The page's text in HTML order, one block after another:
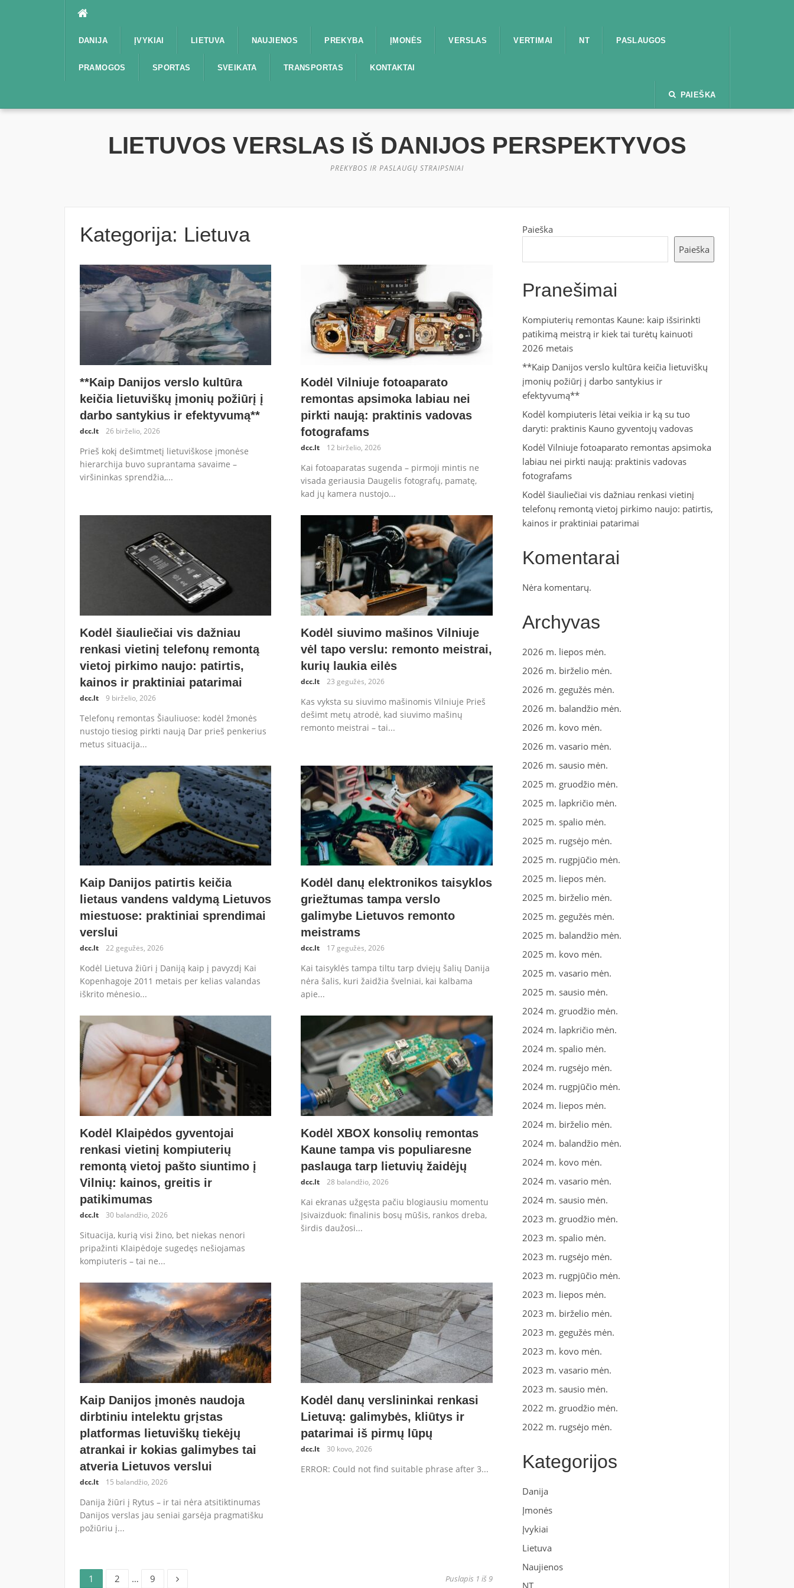
DANIJA ĮVYKIAI LIETUVA NAUJIENOS PREKYBA ĮMONĖS VERSLAS VERTIMAI NT PASLAUGOS
PRAMOGOS SPORTAS SVEIKATA TRANSPORTAS KONTAKTAI
PAIEŠKA
LIETUVOS VERSLAS IŠ DANIJOS PERSPEKTYVOS
PREKYBOS IR PASLAUGŲ STRAIPSNIAI
Kategorija: Lietuva
**Kaip Danijos verslo kultūra
keičia lietuviškų įmonių požiūrį į
darbo santykius ir efektyvumą**
dcc.lt 26 birželio, 2026
Prieš kokį dešimtmetį lietuviškose įmonėse
hierarchija buvo suprantama savaime –
viršininkas sprendžia,...
Kodėl Vilniuje fotoaparato
remontas apsimoka labiau nei
pirkti naują: praktinis vadovas
fotografams
dcc.lt 12 birželio, 2026
Kai fotoaparatas sugenda – pirmoji mintis ne
visada geriausia Daugelis fotografų, pamatę,
kad jų kamera nustojo...
Kodėl šiauliečiai vis dažniau
renkasi vietinį telefonų remontą
vietoj pirkimo naujo: patirtis,
kainos ir praktiniai patarimai
dcc.lt 9 birželio, 2026
Telefonų remontas Šiauliuose: kodėl žmonės
nustojo tiesiog pirkti naują Dar prieš penkerius
metus situacija...
Kodėl siuvimo mašinos Vilniuje
vėl tapo verslu: remonto meistrai,
kurių laukia eilės
dcc.lt 23 gegužės, 2026
Kas vyksta su siuvimo mašinomis Vilniuje Prieš
dešimt metų atrodė, kad siuvimo mašinų
remonto meistrai – tai...
Kaip Danijos patirtis keičia
lietaus vandens valdymą Lietuvos
miestuose: praktiniai sprendimai
verslui
dcc.lt 22 gegužės, 2026
Kodėl Lietuva žiūri į Daniją kaip į pavyzdį Kai
Kopenhagoje 2011 metais per kelias valandas
iškrito mėnesio...
Kodėl danų elektronikos taisyklos
griežtumas tampa verslo
galimybe Lietuvos remonto
meistrams
dcc.lt 17 gegužės, 2026
Kai taisyklės tampa tiltu tarp dviejų šalių Danija
nėra šalis, kuri žaidžia švelniai, kai kalbama
apie...
Kodėl Klaipėdos gyventojai
renkasi vietinį kompiuterių
remontą vietoj pašto siuntimo į
Vilnių: kainos, greitis ir
patikimumas
dcc.lt 30 balandžio, 2026
Situacija, kurią visi žino, bet niekas nenori
pripažinti Klaipėdoje sugedęs nešiojamas
kompiuteris – tai ne...
Kodėl XBOX konsolių remontas
Kaune tampa vis populiaresne
paslauga tarp lietuvių žaidėjų
dcc.lt 28 balandžio, 2026
Kai ekranas užgęsta pačiu blogiausiu momentu
Įsivaizduok: finalinis bosų mūšis, rankos dreba,
širdis daužosi...
Kaip Danijos įmonės naudoja
dirbtiniu intelektu grįstas
platformas lietuviškų tiekėjų
atrankai ir kokias galimybes tai
atveria Lietuvos verslui
dcc.lt 15 balandžio, 2026
Danija žiūri į Rytus – ir tai nėra atsitiktinumas
Danijos verslas jau seniai garsėja pragmatišku
požiūriu į...
Kodėl danų verslininkai renkasi
Lietuvą: galimybės, kliūtys ir
patarimai iš pirmų lūpų
dcc.lt 30 kovo, 2026
ERROR: Could not find suitable phrase after 3...
Įrašų
Puslapis
1 Puslapis
2 … Puslapis
9 Puslapis 1 iš 9
Paieška
Paieška
Pranešimai
Kompiuterių remontas Kaune: kaip išsirinkti
patikimą meistrą ir kiek tai turėtų kainuoti
2026 metais
**Kaip Danijos verslo kultūra keičia lietuviškų
įmonių požiūrį į darbo santykius ir
efektyvumą**
Kodėl kompiuteris lėtai veikia ir ką su tuo
daryti: praktinis Kauno gyventojų vadovas
Kodėl Vilniuje fotoaparato remontas apsimoka
labiau nei pirkti naują: praktinis vadovas
fotografams
Kodėl šiauliečiai vis dažniau renkasi vietinį
telefonų remontą vietoj pirkimo naujo: patirtis,
kainos ir praktiniai patarimai
Komentarai
Nėra komentarų.
Archyvas
2026 m. liepos mėn.
2026 m. birželio mėn.
2026 m. gegužės mėn.
2026 m. balandžio mėn.
2026 m. kovo mėn.
2026 m. vasario mėn.
2026 m. sausio mėn.
2025 m. gruodžio mėn.
2025 m. lapkričio mėn.
2025 m. spalio mėn.
2025 m. rugsėjo mėn.
2025 m. rugpjūčio mėn.
2025 m. liepos mėn.
2025 m. birželio mėn.
2025 m. gegužės mėn.
2025 m. balandžio mėn.
2025 m. kovo mėn.
2025 m. vasario mėn.
2025 m. sausio mėn.
2024 m. gruodžio mėn.
2024 m. lapkričio mėn.
2024 m. spalio mėn.
2024 m. rugsėjo mėn.
2024 m. rugpjūčio mėn.
2024 m. liepos mėn.
2024 m. birželio mėn.
2024 m. balandžio mėn.
2024 m. kovo mėn.
2024 m. vasario mėn.
2024 m. sausio mėn.
2023 m. gruodžio mėn.
2023 m. spalio mėn.
2023 m. rugsėjo mėn.
2023 m. rugpjūčio mėn.
2023 m. liepos mėn.
2023 m. birželio mėn.
2023 m. gegužės mėn.
2023 m. kovo mėn.
2023 m. vasario mėn.
2023 m. sausio mėn.
2022 m. gruodžio mėn.
2022 m. rugsėjo mėn.
Kategorijos
Danija
Įmonės
Įvykiai
Lietuva
Naujienos
NT